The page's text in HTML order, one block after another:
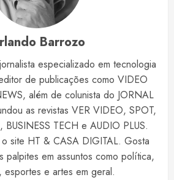
Barrozo
especializado em tecnologia
de publicações como VIDEO
além de colunista do JORNAL
as revistas VER VIDEO, SPOT,
TECH e AUDIO PLUS.
site HT & CASA DIGITAL. Gosta
palpites em assuntos como política,
esportes e artes em geral.